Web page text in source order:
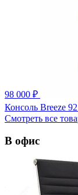
98 000 ₽
Консоль Breeze
Смотреть все
В офис